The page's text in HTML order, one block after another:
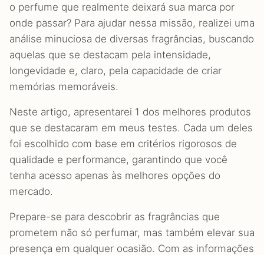
o perfume que realmente deixará sua marca por
onde passar? Para ajudar nessa missão, realizei uma
análise minuciosa de diversas fragrâncias, buscando
aquelas que se destacam pela intensidade,
longevidade e, claro, pela capacidade de criar
memórias memoráveis.
Neste artigo, apresentarei 1 dos melhores produtos
que se destacaram em meus testes. Cada um deles
foi escolhido com base em critérios rigorosos de
qualidade e performance, garantindo que você
tenha acesso apenas às melhores opções do
mercado.
Prepare-se para descobrir as fragrâncias que
prometem não só perfumar, mas também elevar sua
presença em qualquer ocasião. Com as informações